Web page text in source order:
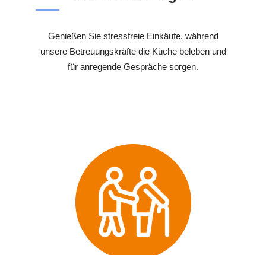
Genießen Sie stressfreie Einkäufe, während
unsere Betreuungskräfte die Küche beleben und
für anregende Gespräche sorgen.